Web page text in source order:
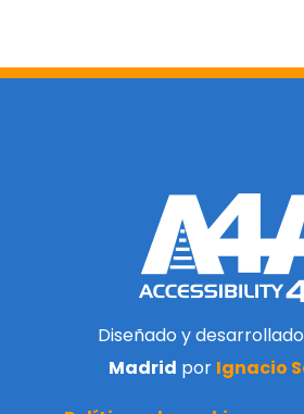
Diseñado y
Madrid por Ignacio